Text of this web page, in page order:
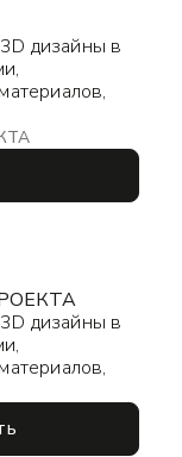
дизайны в
дизайны в